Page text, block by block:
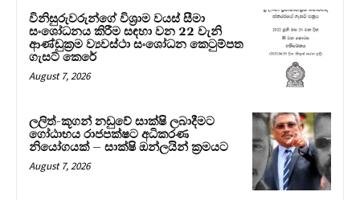
විනිසුරුවරුන්ගේ විශ්‍රාම වයස් සීමා
සංශෝධනය කිරීම සඳහා වන 22 වැනි
ආණ්ඩුක්‍රම ව්‍යවස්ථා සංශෝධන කෙටුම්පත
ගැසට් කෙරේ
August 7, 2026
ලලිත්-කූගන් නඩුවේ සාක්ෂි ලබාදීමට
ගෝඨාභය රාජපක්ෂට අධිකරණ
නියෝගයක් – සාක්ෂි ඔන්ලයින් ක්‍රමයට
August 7, 2026